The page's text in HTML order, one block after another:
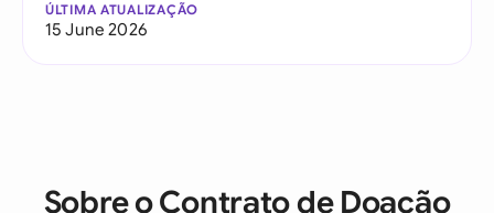
ÚLTIMA ATUALIZAÇÃO
15 June 2026
Sobre o Contrato de Doação